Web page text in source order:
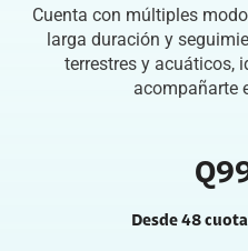
Cuenta con múltiples
larga duración y
terrestres y acuáticos,
acompañarte
Q
Desde 48